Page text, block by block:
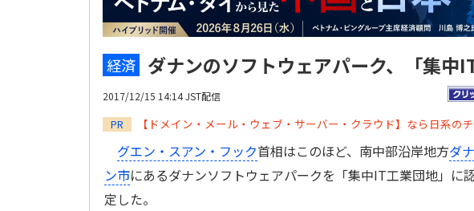
経済 ダナンのソフトウェアパーク、「集中
2017/12/15 14:14 JST配信
PR 【ドメイン・メール・ウェブ・サーバー・クラウド】なら日系の
グエン・スアン・フック首相はこのほど、南中部沿岸地方ダナ
ン市にあるダナンソフトウェアパークを「集中IT工業団地」に
定した。